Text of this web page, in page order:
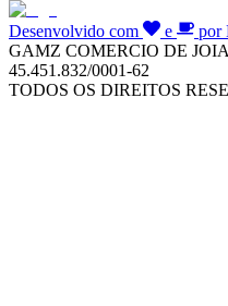
Desenvolvido com e
por
GAMZ COMERCIO DE
45.451.832/0001-62
TODOS OS DIREITOS